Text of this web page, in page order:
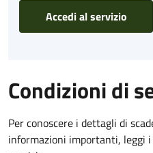
Accedi al servizio
Condizioni di
Per conoscere i dettagli di
informazioni importanti, leggi